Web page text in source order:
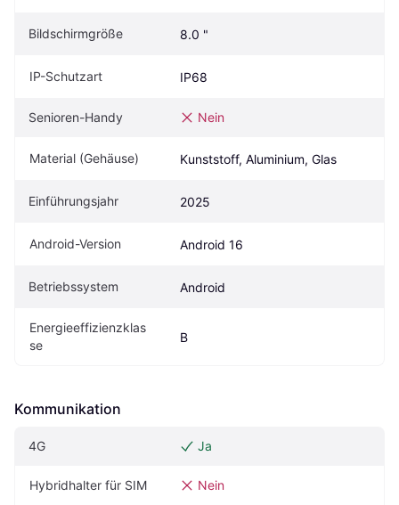
Bildschirmgröße 8.0 "
IP-Schutzart IP68
Senioren-Handy Nein
Material (Gehäuse) Kunststoff, Aluminium, Glas
Einführungsjahr 2025
Android-Version Android 16
Betriebssystem Android
Energieeffizienzklas
se
B
Kommunikation
4G Ja
Hybridhalter für SIM Nein